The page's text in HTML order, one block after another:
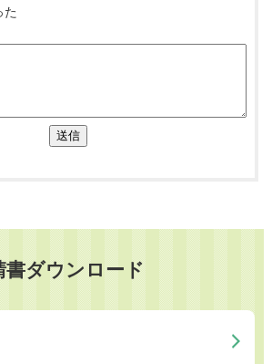
た
送信
書ダウンロード